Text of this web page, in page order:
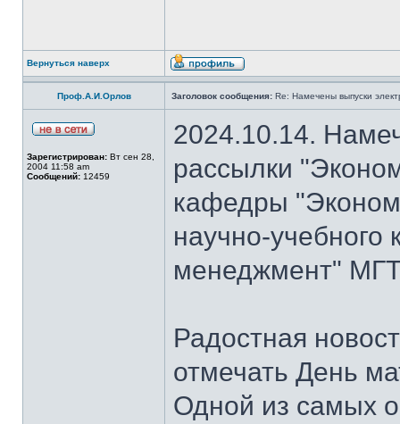
Вернуться наверх
Проф.А.И.Орлов Заголовок сообщения: Re: Намечены выпуски
Зарегистрирован: Вт сен 28,
2004 11:58 am
Сообщений: 12459
2024.10.14.
рассылки
кафедры
научно-
менеджмент"
Радостная
отмечать День
Одной из самых